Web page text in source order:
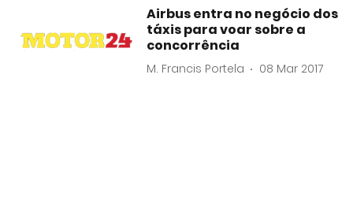
Airbus entra no negócio dos
táxis para voar sobre a
concorrência
M. Francis Portela 08 Mar 2017